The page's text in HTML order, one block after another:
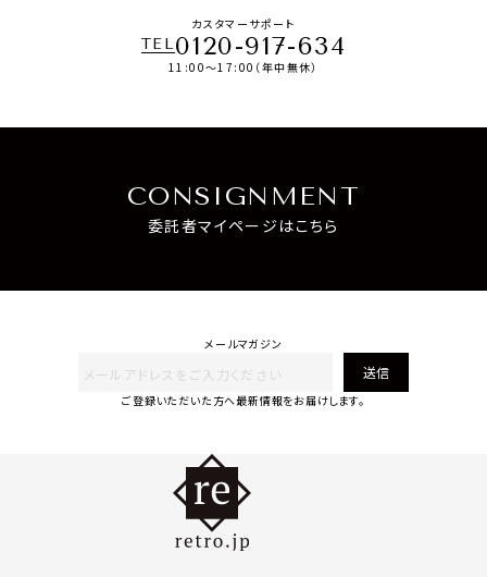
カスタマーサポート
TEL0120-917-634
11:00～17:00（年中無休）
CONSIGNMENT
委託者マイページはこちら
メールマガジン
送信
ご登録いただいた方へ最新情報をお届けします。